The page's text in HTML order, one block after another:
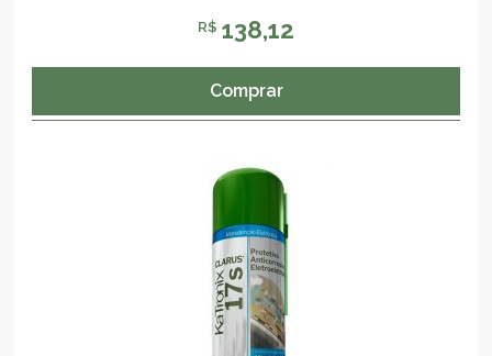
R$ 138,12
Comprar